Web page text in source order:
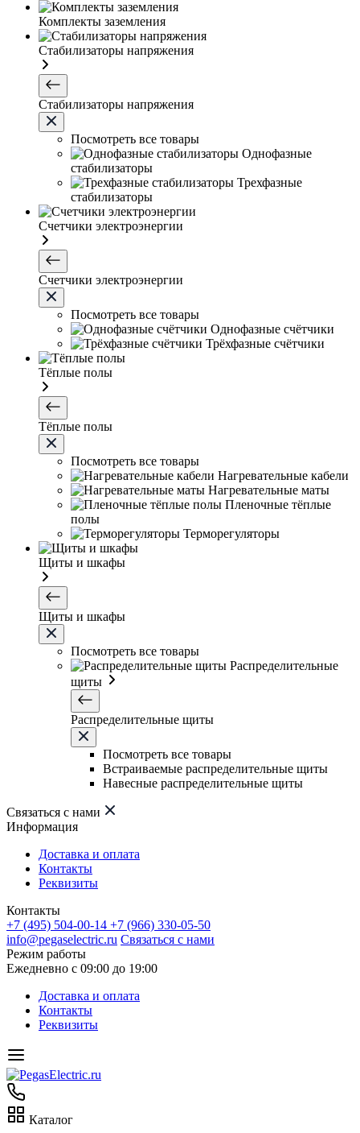
Комплекты заземления
Стабилизаторы напряжения
Стабилизаторы напряжения
Посмотреть все товары
Однофазные
стабилизаторы
Трехфазные
стабилизаторы
Счетчики электроэнергии
Счетчики электроэнергии
Посмотреть все товары
Однофазные счётчики
Трёхфазные счётчики
Тёплые полы
Тёплые полы
Посмотреть все товары
Нагревательные кабели
Нагревательные маты
Пленочные тёплые
полы
Терморегуляторы
Щиты и шкафы
Щиты и шкафы
Посмотреть все товары
Распределительные
щиты
Распределительные щиты
Посмотреть все товары
Встраиваемые распределительные щиты
Навесные распределительные щиты
Связаться с нами
Информация
Доставка и оплата
Контакты
Реквизиты
Контакты
+7 (495) 504-00-14 +7 (966) 330-05-50
info@pegaselectric.ru Связаться с нами
Режим работы
Ежедневно с 09:00 до 19:00
Доставка и оплата
Контакты
Реквизиты
Каталог